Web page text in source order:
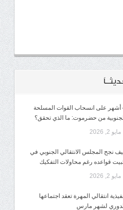
4 أشهر على انسحاب القوات المسلحة
من حضرموت: ما الذي تحقق؟
مايو 2, 2026
نجح المجلس الانتقالي الجنوبي في
قواعده رغم محاولات التفكيك
مايو 2, 2026
انتقالي المهرة تعقد اجتماعها
لشهر مارس